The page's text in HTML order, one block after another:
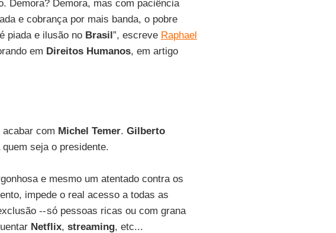
Demora? Demora, mas com paciência
e cobrança por mais banda, o pobre
piada e ilusão no Brasil”, escreve Raphael
em Direitos Humanos, em artigo
com Michel Temer. Gilberto
seja o presidente.
e mesmo um atentado contra os
impede o real acesso a todas as
-- só pessoas ricas ou com grana
Netflix, streaming, etc...